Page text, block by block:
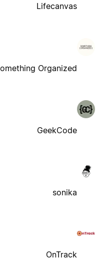
Lifecanvas
Organized
GeekCode
sonika
OnTrack